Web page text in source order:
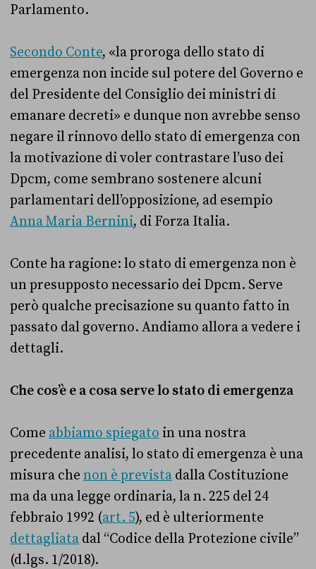
Parlamento.
Secondo Conte, «la proroga dello stato di
emergenza non incide sul potere del Governo e
del Presidente del Consiglio dei ministri di
emanare decreti» e dunque non avrebbe senso
negare il rinnovo dello stato di emergenza con
la motivazione di voler contrastare l’uso dei
Dpcm, come sembrano sostenere alcuni
parlamentari dell’opposizione, ad esempio
Anna Maria Bernini, di Forza Italia.
Conte ha ragione: lo stato di emergenza non è
un presupposto necessario dei Dpcm. Serve
però qualche precisazione su quanto fatto in
passato dal governo. Andiamo allora a vedere i
dettagli.
Che cos’è e a cosa serve lo stato di emergenza
Come abbiamo spiegato in una nostra
precedente analisi, lo stato di emergenza è una
misura che non è prevista dalla Costituzione
ma da una legge ordinaria, la n. 225 del 24
febbraio 1992 (art. 5), ed è ulteriormente
dettagliata dal “Codice della Protezione civile”
(d.lgs. 1/2018).